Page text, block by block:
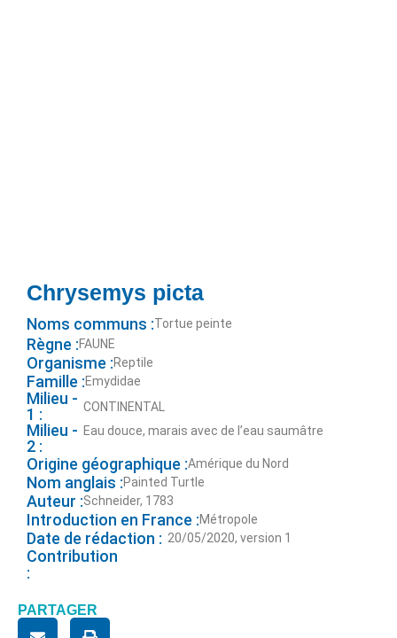
Chrysemys picta
Noms communs :Tortue peinte
Règne :FAUNE
Organisme :Reptile
Famille :Emydidae
Milieu -
1 :
CONTINENTAL
Milieu -
2 :
Eau douce, marais avec de l’eau saumâtre
Origine géographique :Amérique du Nord
Nom anglais :Painted Turtle
Auteur :Schneider, 1783
Introduction en France :Métropole
Date de rédaction : 20/05/2020, version 1
Contribution
:
PARTAGER